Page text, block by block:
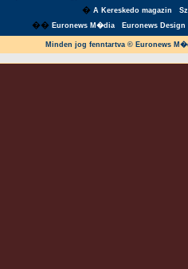
� A Kereskedo magazin
�� Euronews M�dia Euronews Design
Minden jog fenntartva © Euronews